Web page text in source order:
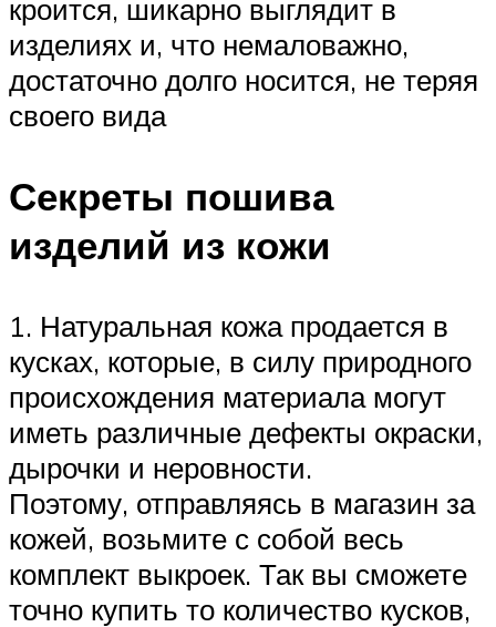
кроится, шикарно выглядит в
изделиях и, что немаловажно,
достаточно долго носится, не теряя
своего вида
Секреты пошива
изделий из кожи
1. Натуральная кожа продается в
кусках, которые, в силу природного
происхождения материала могут
иметь различные дефекты окраски,
дырочки и неровности.
Поэтому, отправляясь в магазин за
кожей, возьмите с собой весь
комплект выкроек. Так вы сможете
точно купить то количество кусков,